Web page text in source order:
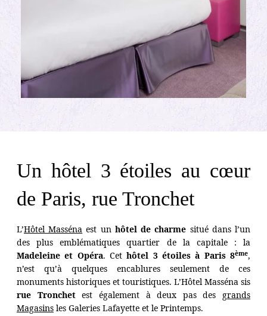
Un hôtel 3 étoiles au cœur
de Paris, rue Tronchet
L’Hôtel Masséna est un hôtel de charme situé dans l’un
des plus emblématiques quartier de la capitale : la
Madeleine et Opéra. Cethôtel 3 étoiles à Paris 8ème,
n’est qu’à quelques encablures seulement de ces
monuments historiques et touristiques. L’Hôtel Masséna sis
rue Tronchetest également à deux pas des grands
Magasins les Galeries Lafayette et le Printemps.